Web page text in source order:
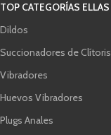
TOP CATEGORÍAS ELLAS
Dildos
Succionadores de Clítoris
Vibradores
Huevos Vibradores
Plugs Anales